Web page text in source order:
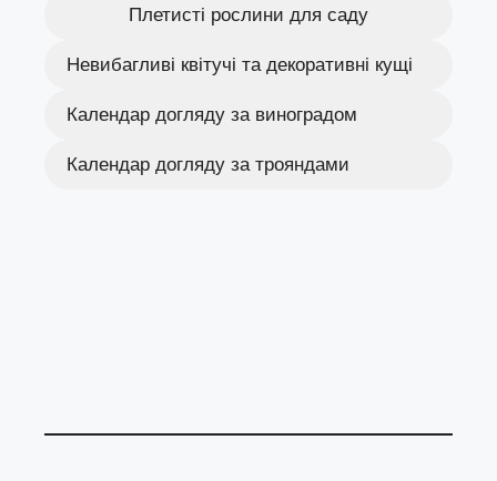
Плетисті рослини для саду
Невибагливі квітучі та декоративні кущі
Календар догляду за виноградом
Календар догляду за трояндами